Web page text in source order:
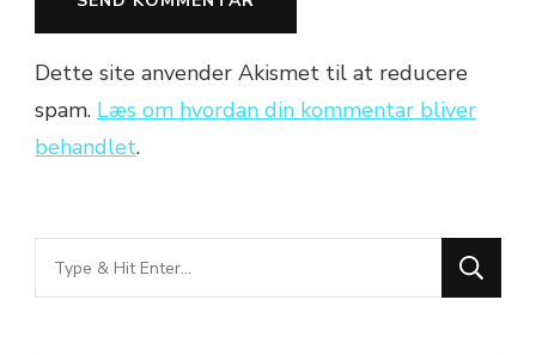
Dette site anvender Akismet til at reducere
spam. Læs om hvordan din kommentar bliver
behandlet.
Looking
for